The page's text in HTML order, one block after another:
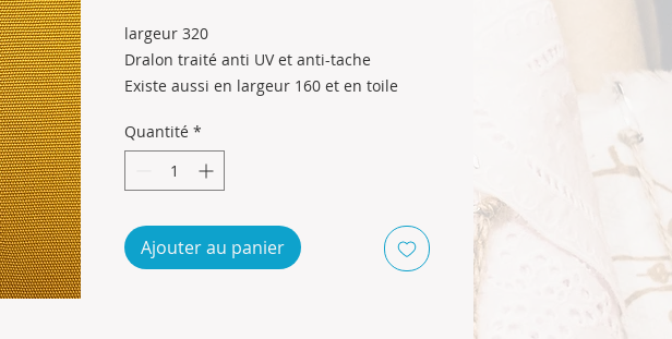
pour
1
Millilitre
largeur 320
Dralon traité anti UV et anti-tache
Existe aussi en largeur 160 et en toile
Quantité *
Ajouter au panier